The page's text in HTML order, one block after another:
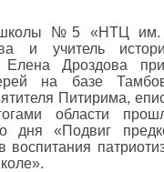
школы №5 «НТЦ
и учитель
Дроздова
на базе
Питирима,
области
дня «Подвиг
воспитания